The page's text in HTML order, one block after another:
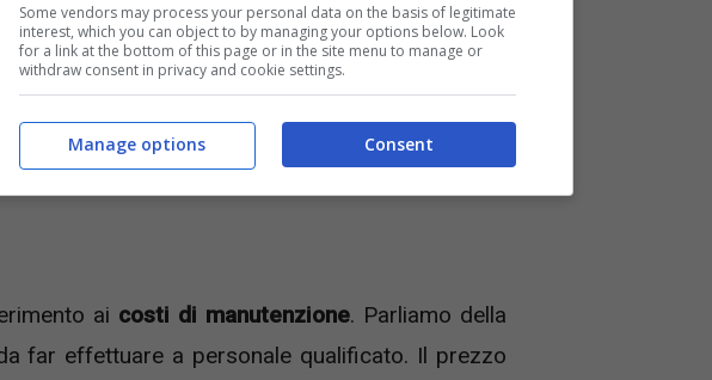
ai costi di manutenzione. Parliamo della
far effettuare a personale qualificato. Il prezzo
Some vendors may process your personal data on the basis of legitimate
interest, which you can object to by managing your options below. Look
for a link at the bottom of this page or in the site menu to manage or
withdraw consent in privacy and cookie settings.
Consent
Manage options